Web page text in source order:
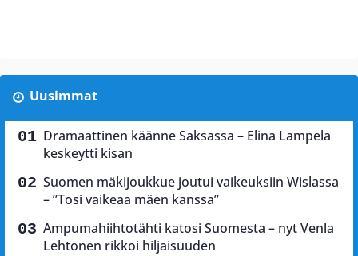
Uusimmat
Dramaattinen käänne Saksassa – Elina Lampela
keskeytti kisan
Suomen mäkijoukkue joutui vaikeuksiin Wislassa
– ”Tosi vaikeaa mäen kanssa”
Ampumahiihtotähti katosi Suomesta – nyt Venla
Lehtonen rikkoi hiljaisuuden